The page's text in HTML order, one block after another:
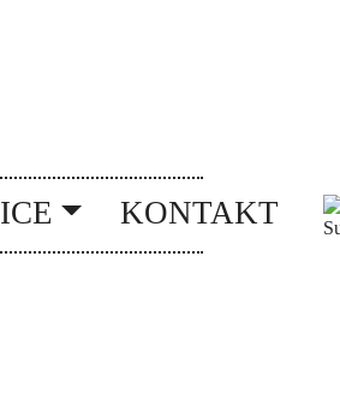
KONTAKT